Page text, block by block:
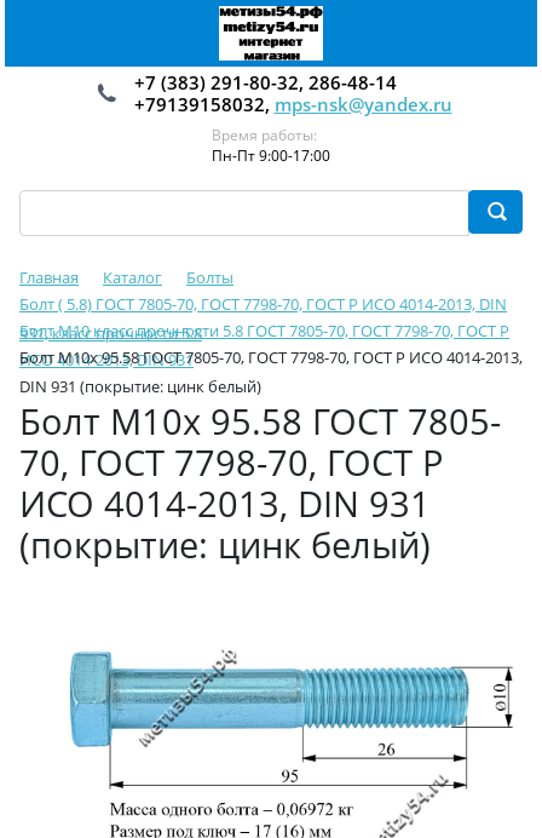
+7 (383) 291-80-32, 286-48-14
+79139158032, mps-nsk@yandex.ru
Время работы:
Пн-Пт 9:00-17:00
Главная Каталог
Болты
Болт ( 5.8) ГОСТ 7805-70, ГОСТ 7798-70, ГОСТ Р ИСО 4014-2013, DIN
931, класс прочности 5.8
Болт М10 класс прочности 5.8 ГОСТ 7805-70, ГОСТ 7798-70, ГОСТ Р
ИСО 4014-2013, DIN 931
Болт М10х 95.58 ГОСТ 7805-70, ГОСТ 7798-70, ГОСТ Р ИСО 4014-2013,
DIN 931 (покрытие: цинк белый)
Болт М10х 95.58 ГОСТ 7805-
70, ГОСТ 7798-70, ГОСТ Р
ИСО 4014-2013, DIN 931
(покрытие: цинк белый)